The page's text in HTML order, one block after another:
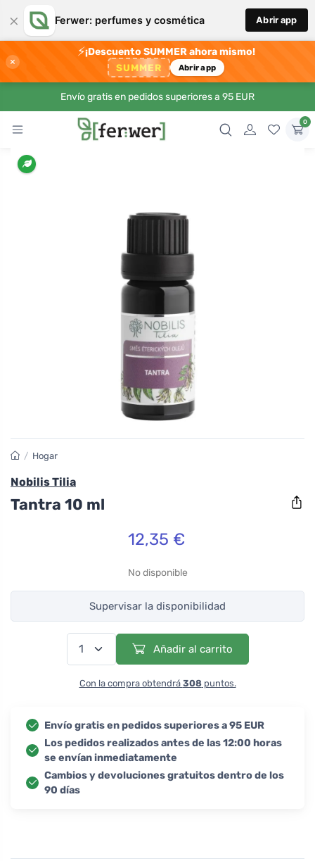
× Ferwer: perfumes y cosmética Abrir app
×
⚡¡Descuento SUMMER ahora mismo!
SUMMER Abrir app
Envío gratis en pedidos superiores a 95 EUR
0
/ Hogar
Nobilis Tilia
Tantra 10 ml
12,35 €
No disponible
Supervisar la disponibilidad
Añadir al carrito
Con la compra obtendrá 308puntos.
Envío gratis en pedidos superiores a 95 EUR
Los pedidos realizados antes de las 12:00 horas
se envían inmediatamente
Cambios y devoluciones gratuitos dentro de los
90 días